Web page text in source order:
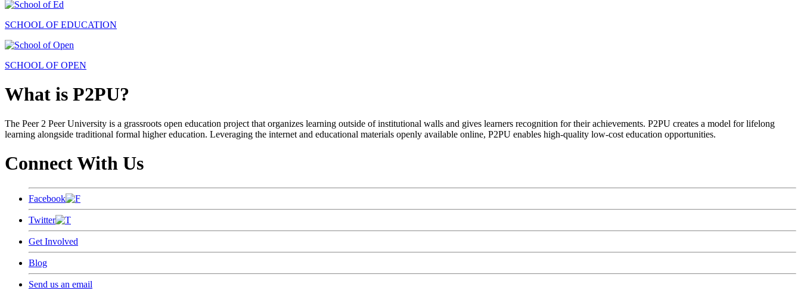
SCHOOL OF EDUCATION
SCHOOL OF OPEN
What is P2PU?
The Peer 2 Peer University is a grassroots open education project that organizes learning outside of institutional walls and gives learners recognition for their achievements. P2PU creates a model for lifelong
learning alongside traditional formal higher education. Leveraging the internet and educational materials openly available online, P2PU enables high-quality low-cost education opportunities.
Connect With Us
Facebook
Twitter
Get Involved
Blog
Send us an email